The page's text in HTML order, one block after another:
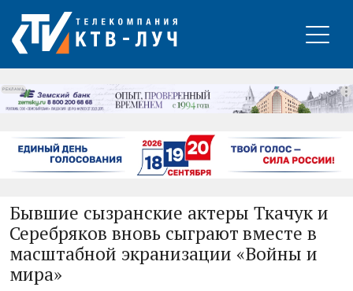
РЕКЛАМА
Бывшие сызранские актеры Ткачук и
Серебряков вновь сыграют вместе в
масштабной экранизации «Войны и
мира»